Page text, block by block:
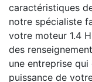
caractéristiques
notre spécialiste
votre moteur 1.4
des
une entreprise qui
puissance de